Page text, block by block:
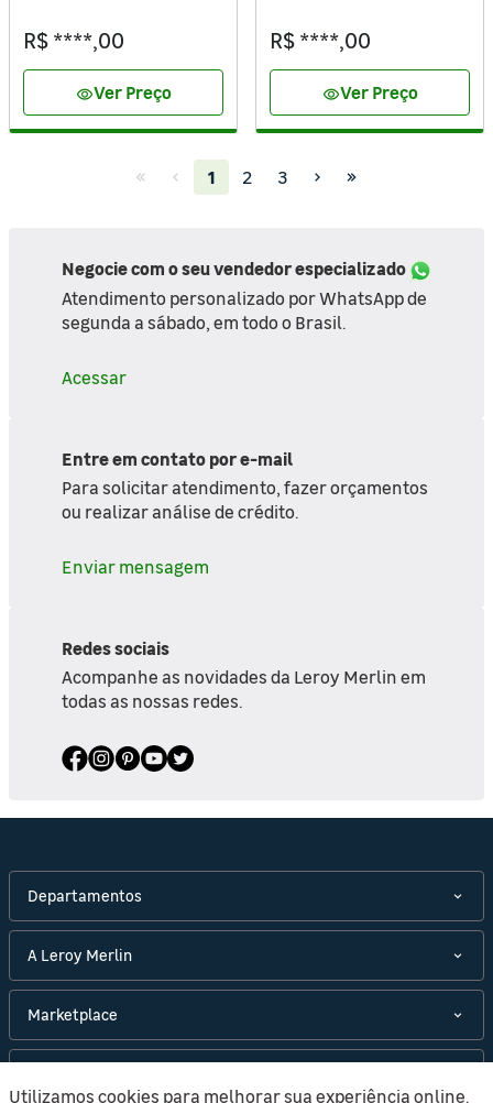
R$ ****,00
visibilityVer Preço
R$ ****,00
visibilityVer Preço
1(current)
2 3
Negocie com o seu vendedor especializado
Atendimento personalizado por WhatsApp de
segunda a sábado, em todo o Brasil.
Acessar
Entre em contato por e-mail
Para solicitar atendimento, fazer orçamentos
ou realizar análise de crédito.
Enviar mensagem
Redes sociais
Acompanhe as novidades da Leroy Merlin em
todas as nossas redes.
Departamentos
A Leroy Merlin
Marketplace
Utilizamos cookies para melhorar sua experiência online.